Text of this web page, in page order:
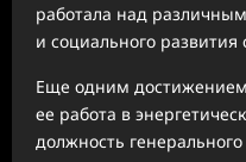
работала над
и социального развития
Еще одним
ее работа в
должность